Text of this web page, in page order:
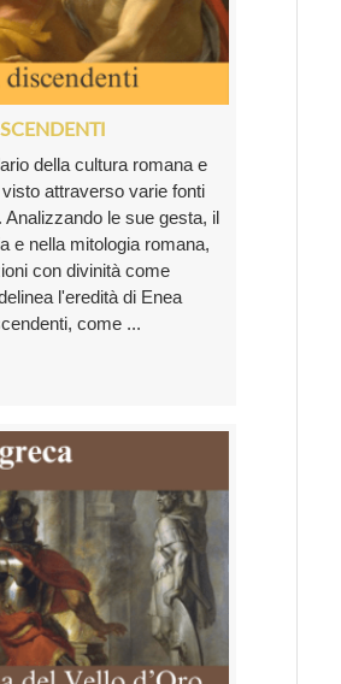
della cultura romana e
attraverso varie fonti
le sue gesta, il
e nella mitologia romana,
con divinità come
l'eredità di Enea
come ...